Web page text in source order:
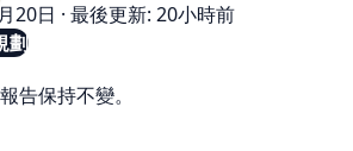
20日 · 最後更新: 20小時前
劃
告保持不變。